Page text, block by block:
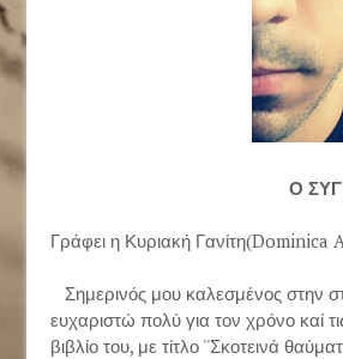
Ο
Γράφει η Κυριακή Γανίτη(Dominica
Σημερινός μου καλεσμένος στην
ευχαριστώ πολύ για τον χρόνο καί
βιβλίο του, με τίτλο ''Σκοτεινά